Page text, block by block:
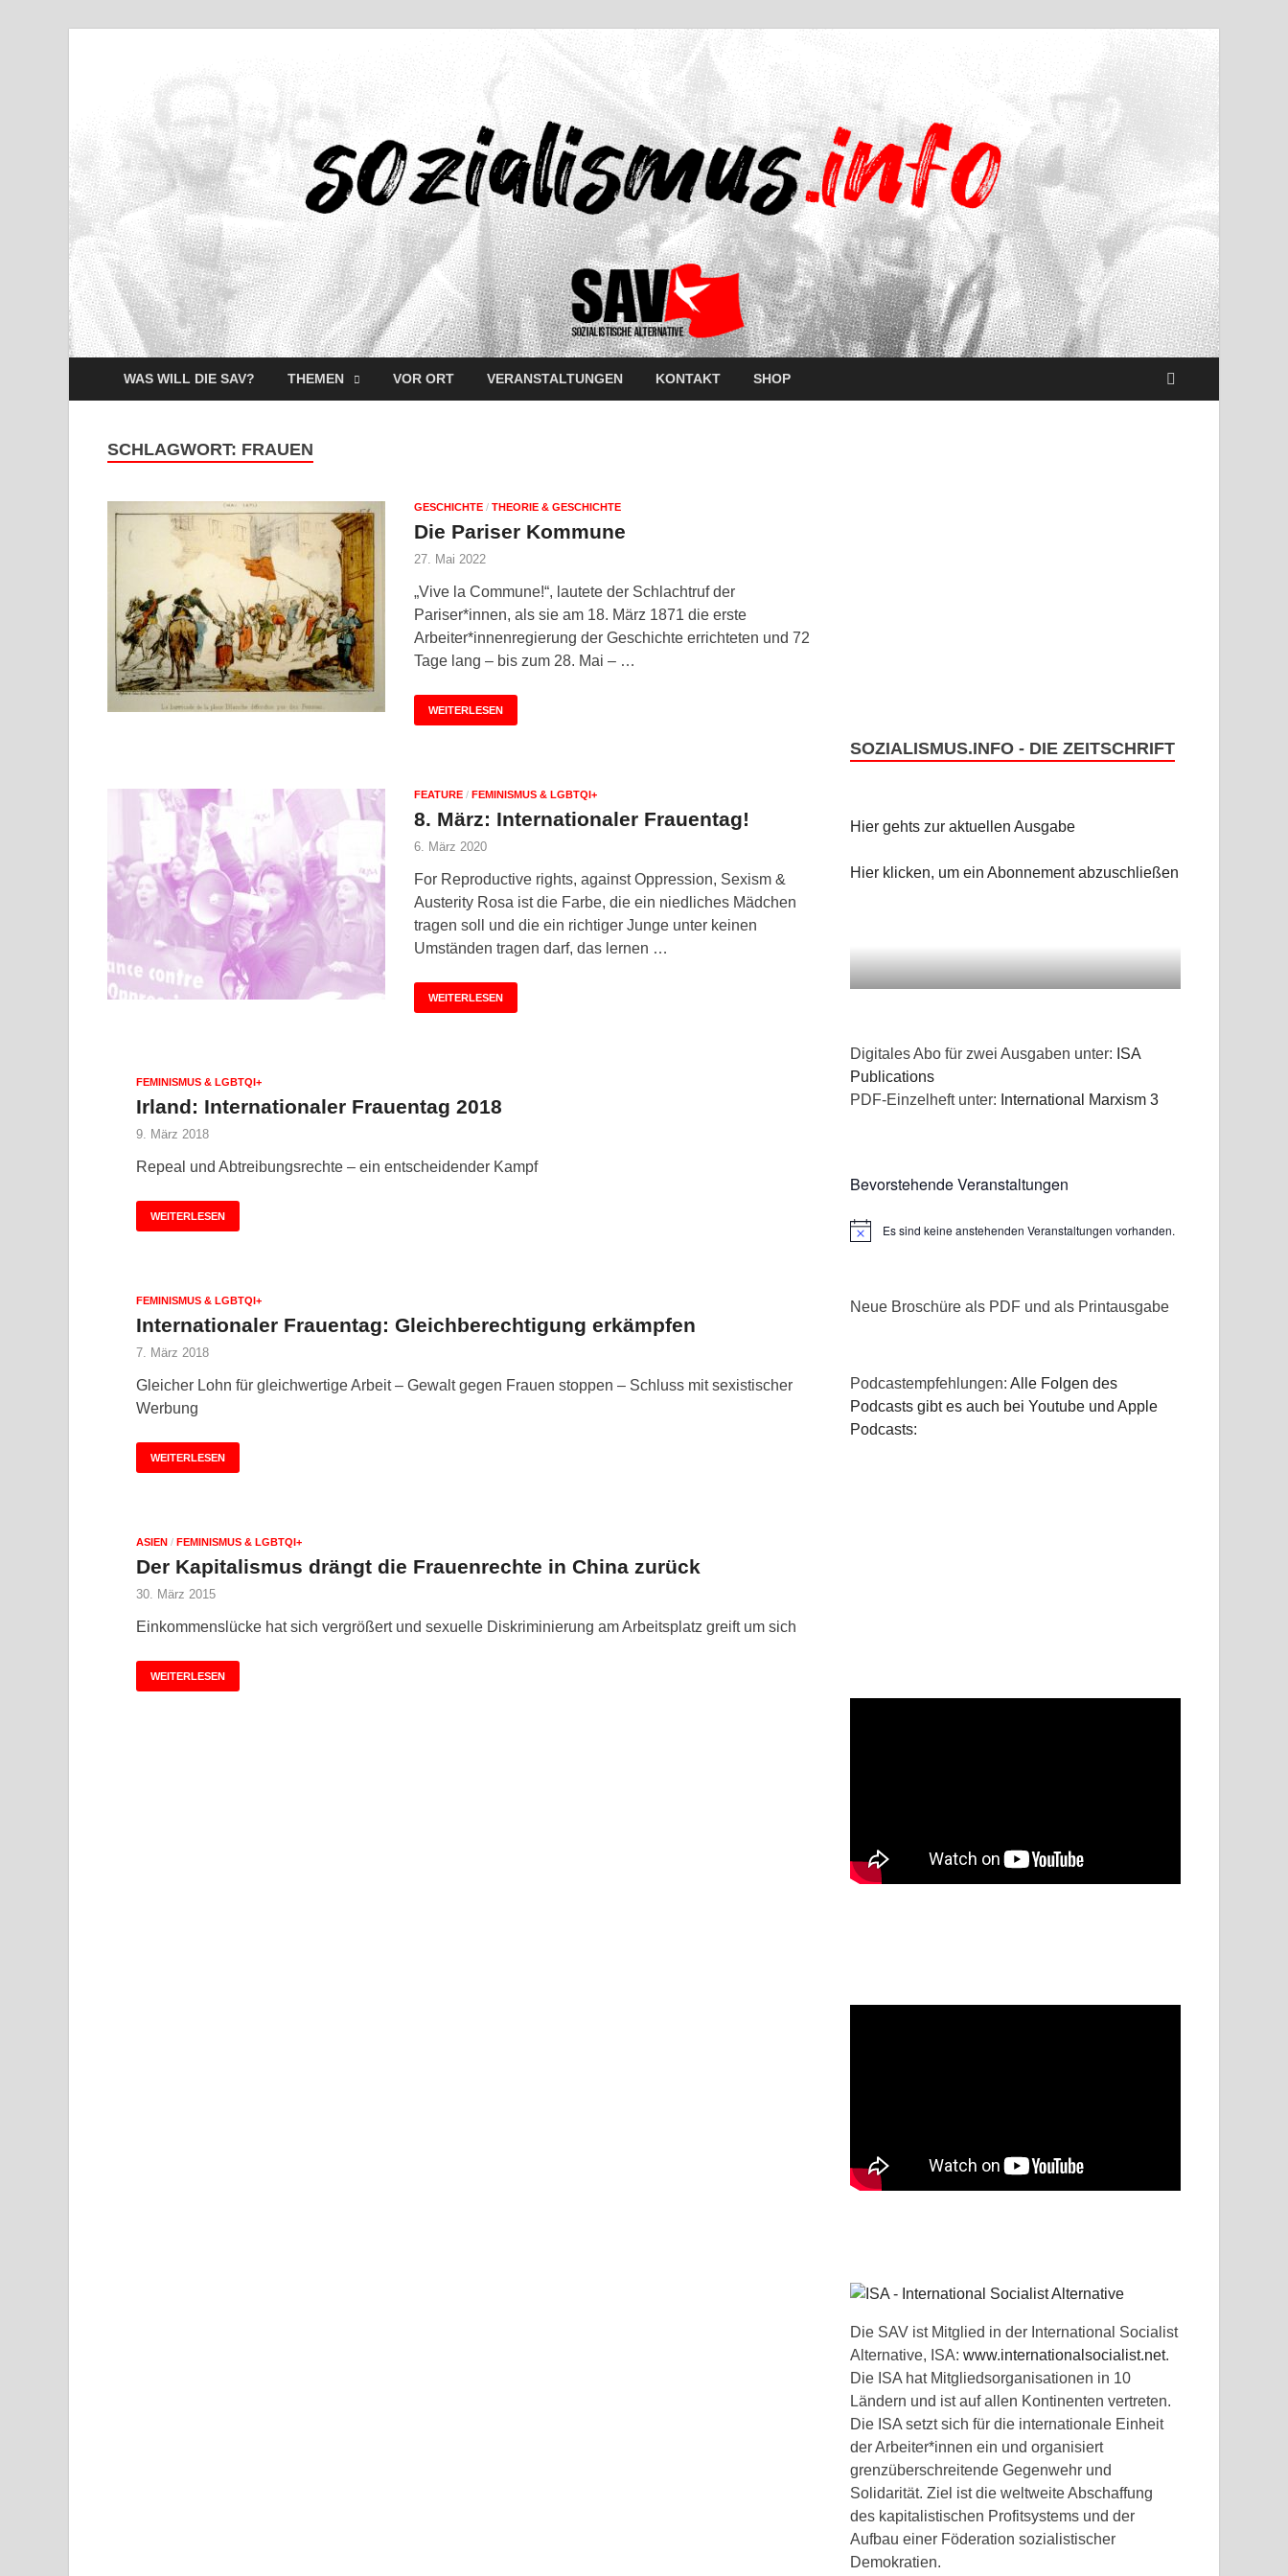
WAS WILL DIE SAV? THEMEN VOR ORT VERANSTALTUNGEN KONTAKT SHOP
SCHLAGWORT: FRAUEN
GESCHICHTE / THEORIE & GESCHICHTE
Die Pariser Kommune
27. Mai 2022
„Vive la Commune!“, lautete der Schlachtruf der
Pariser*innen, als sie am 18. März 1871 die erste
Arbeiter*innenregierung der Geschichte errichteten und 72
Tage lang – bis zum 28. Mai – …
WEITERLESEN
FEATURE / FEMINISMUS & LGBTQI+
8. März: Internationaler Frauentag!
6. März 2020
For Reproductive rights, against Oppression, Sexism &
Austerity Rosa ist die Farbe, die ein niedliches Mädchen
tragen soll und die ein richtiger Junge unter keinen
Umständen tragen darf, das lernen …
WEITERLESEN
FEMINISMUS & LGBTQI+
Irland: Internationaler Frauentag 2018
9. März 2018
Repeal und Abtreibungsrechte – ein entscheidender Kampf
WEITERLESEN
FEMINISMUS & LGBTQI+
Internationaler Frauentag: Gleichberechtigung erkämpfen
7. März 2018
Gleicher Lohn für gleichwertige Arbeit – Gewalt gegen Frauen stoppen – Schluss mit sexistischer
Werbung
WEITERLESEN
ASIEN / FEMINISMUS & LGBTQI+
Der Kapitalismus drängt die Frauenrechte in China zurück
30. März 2015
Einkommenslücke hat sich vergrößert und sexuelle Diskriminierung am Arbeitsplatz greift um sich
WEITERLESEN
SOZIALISMUS.INFO - DIE ZEITSCHRIFT
Hier gehts zur aktuellen Ausgabe
Hier klicken, um ein Abonnement abzuschließen
Digitales Abo für zwei Ausgaben unter: ISA
Publications
PDF-Einzelheft unter: International Marxism 3
Bevorstehende Veranstaltungen
HinweisEs sind keine anstehenden Veranstaltungen vorhanden.
Neue Broschüre als PDF und als Printausgabe
Podcastempfehlungen:Alle Folgen des
Podcasts gibt es auch bei Youtube und Apple
Podcasts:
Die SAV ist Mitglied in der International Socialist
Alternative, ISA:www.internationalsocialist.net.
Die ISA hat Mitgliedsorganisationen in 10
Ländern und ist auf allen Kontinenten vertreten.
Die ISA setzt sich für die internationale Einheit
der Arbeiter*innen ein und organisiert
grenzüberschreitende Gegenwehr und
Solidarität. Ziel ist die weltweite Abschaffung
des kapitalistischen Profitsystems und der
Aufbau einer Föderation sozialistischer
Demokratien.